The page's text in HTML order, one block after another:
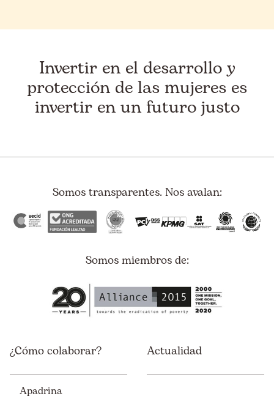
Invertir en el desarrollo y
protección de las mujeres es
invertir en un futuro justo
Somos transparentes. Nos avalan:
Somos miembros de:
¿Cómo colaborar?
Apadrina
Actualidad